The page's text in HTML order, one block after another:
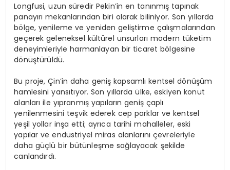
Longfusi, uzun süredir Pekin’in en tanınmış tapınak
panayırı mekanlarından biri olarak biliniyor. Son yıllarda
bölge, yenileme ve yeniden geliştirme çalışmalarından
geçerek geleneksel kültürel unsurları modern tüketim
deneyimleriyle harmanlayan bir ticaret bölgesine
dönüştürüldü.
Bu proje, Çin’in daha geniş kapsamlı kentsel dönüşüm
hamlesini yansıtıyor. Son yıllarda ülke, eskiyen konut
alanları ile yıpranmış yapıların geniş çaplı
yenilenmesini teşvik ederek cep parklar ve kentsel
yeşil yollar inşa etti; ayrıca tarihi mahalleler, eski
yapılar ve endüstriyel miras alanlarını çevreleriyle
daha güçlü bir bütünleşme sağlayacak şekilde
canlandırdı.